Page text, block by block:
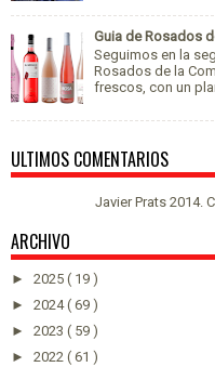
Guia de Rosados
Seguimos en la
Rosados de la
frescos, con un
ULTIMOS COMENTARIOS
Javier Prats 2014.
ARCHIVO
► 2025 ( 19 )
► 2024( 69 )
► 2023 ( 59 )
► 2022 ( 61 )